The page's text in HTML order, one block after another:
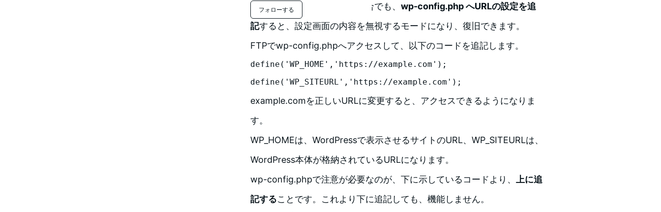
フォローする
管理画面に入れなくなった場合でも、 wp-config.php へURLの設定を追
記すると、設定画面の内容を無視するモードになり、復旧できます。
FTPでwp-config.phpへアクセスして、以下のコードを追記します。
define('WP_HOME','https://example.com');
define('WP_SITEURL','https://example.com');
example.comを正しいURLに変更すると、アクセスできるようになりま
す。
WP_HOMEは、WordPressで表示させるサイトのURL、WP_SITEURLは、
WordPress本体が格納されているURLになります。
wp-config.phpで注意が必要なのが、下に示しているコードより、
上に追
記することです。これより下に追記しても、機能しません。